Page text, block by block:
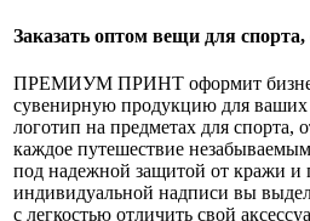
Заказать оптом вещи для
ПРЕМИУМ ПРИНТ оформит
сувенирную продукцию для
логотип на предметах для спорта,
каждое путешествие
под надежной защитой от кражи и
индивидуальной надписи вы
с легкостью отличить свой